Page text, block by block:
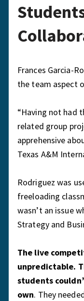
Frances Garcia-
the team aspect
“Having not had
related group
apprehensive
Texas A&M
Rodriguez was
freeloading
wasn’t an issue
Strategy and
The live
unpredictable.
students
own. They